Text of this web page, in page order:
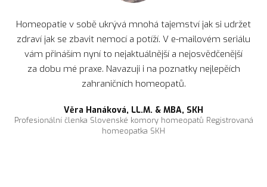
Homeopatie v sobě ukrývá mnohá tajemství jak si udržet
zdraví jak se zbavit nemocí a potíží. V e-mailovém seriálu
vám přináším nyní to nejaktuálnější a nejosvědčenější
za dobu mé praxe. Navazuji i na poznatky nejlepěích
zahraničních homeopatů.
Věra Hanáková, LL.M. & MBA, SKH
Profesionální členka Slovenské komory homeopatů Registrovaná
homeopatka SKH